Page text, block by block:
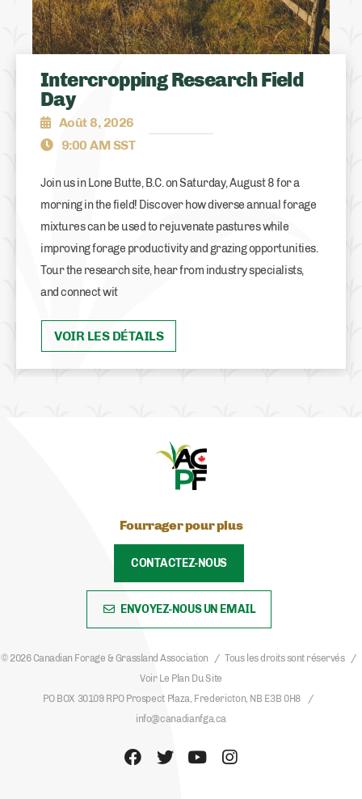
Intercropping Research Field
Day
Août 8, 2026
9:00 AM SST
Join us in Lone Butte, B.C. on Saturday, August 8 for a
morning in the field! Discover how diverse annual forage
mixtures can be used to rejuvenate pastures while
improving forage productivity and grazing opportunities.
Tour the research site, hear from industry specialists,
and connect wit
VOIR LES DÉTAILS
Fourrager pour plus
CONTACTEZ-NOUS
ENVOYEZ-NOUS UN EMAIL
© 2026 Canadian Forage & Grassland Association
Tous les droits sont réservés
Voir Le Plan Du Site
PO BOX 30109 RPO Prospect Plaza, Fredericton, NB E3B 0H8
info@canadianfga.ca